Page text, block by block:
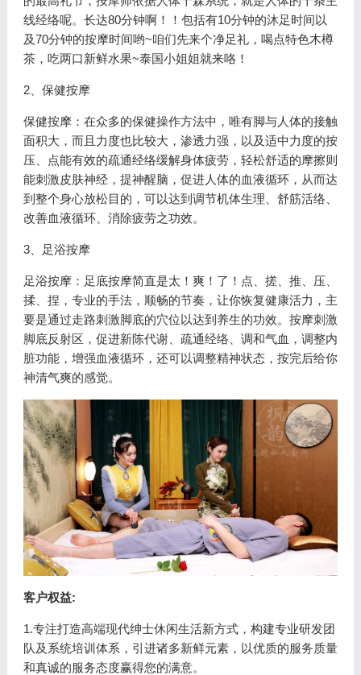
线经络呢。长达80分钟啊！！包括有10分钟的沐足时间以
及70分钟的按摩时间哟~咱们先来个净足礼，喝点特色木樽
茶，吃两口新鲜水果~泰国小姐姐就来咯！
2、保健按摩
保健按摩：在众多的保健操作方法中，唯有脚与人体的接触
面积大，而且力度也比较大，渗透力强，以及适中力度的按
压、点能有效的疏通经络缓解身体疲劳，轻松舒适的摩擦则
能刺激皮肤神经，提神醒脑，促进人体的血液循环，从而达
到整个身心放松目的，可以达到调节机体生理、舒筋活络、
改善血液循环、消除疲劳之功效。
3、足浴按摩
足浴按摩：足底按摩简直是太！爽！了！点、搓、推、压、
揉、捏，专业的手法，顺畅的节奏，让你恢复健康活力，主
要是通过走路刺激脚底的穴位以达到养生的功效。按摩刺激
脚底反射区，促进新陈代谢、疏通经络、调和气血，调整内
脏功能，增强血液循环，还可以调整精神状态，按完后给你
神清气爽的感觉。
客户权益:
1.专注打造高端现代绅士休闲生活新方式，构建专业研发团
队及系统培训体系，引进诸多新鲜元素，以优质的服务质量
和真诚的服务态度赢得您的满意。